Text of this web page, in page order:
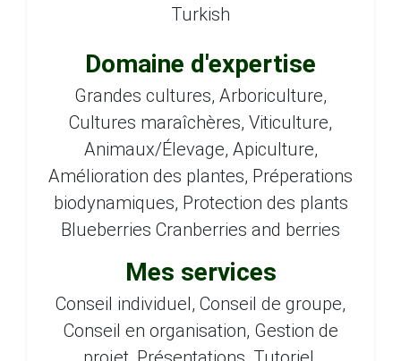
Turkish
Domaine d'expertise
Grandes cultures, Arboriculture,
Cultures maraîchères, Viticulture,
Animaux/Élevage, Apiculture,
Amélioration des plantes, Préperations
biodynamiques, Protection des plants
Blueberries Cranberries and berries
Mes services
Conseil individuel, Conseil de groupe,
Conseil en organisation, Gestion de